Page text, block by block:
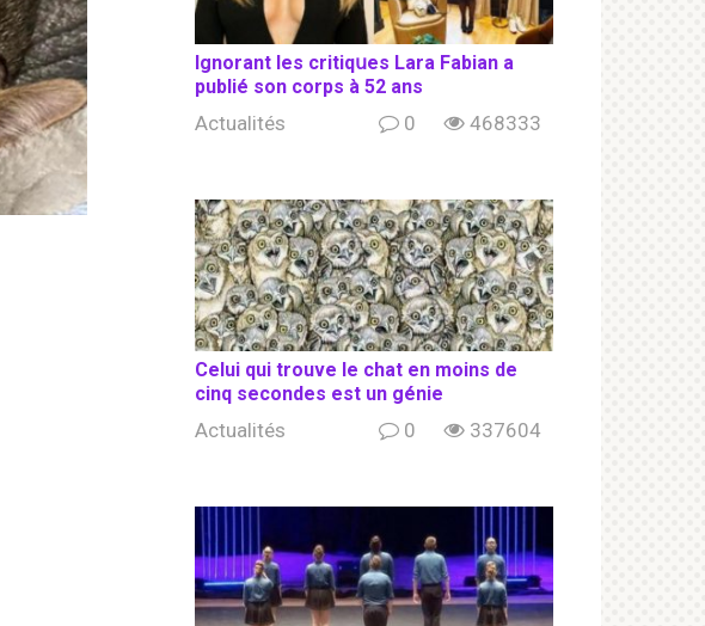
Ignorant les сritiqսеs Lara Fabian a
publié son соrрs à 52 ans
Actualités 0 468333
Celui qui trouve le chat en moins de
cinq secondes est un génie
Actualités 0 337604